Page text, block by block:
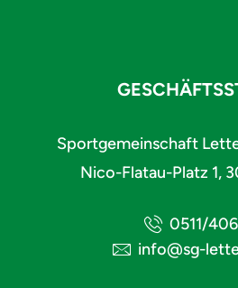
Sportgemeinschaft
Nico-Flatau-Platz 1,
0511/
info@sg-